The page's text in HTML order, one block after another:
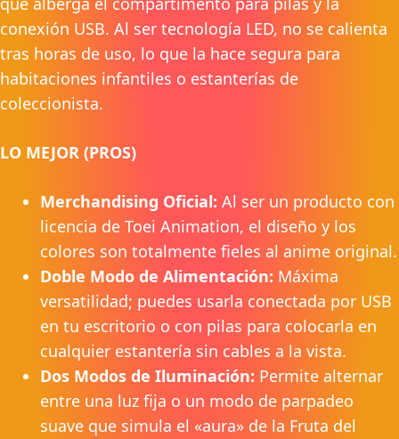
conexión USB. Al ser tecnología LED, no se calienta
tras horas de uso, lo que la hace segura para
habitaciones infantiles o estanterías de
coleccionista.
LO MEJOR (PROS)
Merchandising Oficial: Al ser un producto con
licencia de Toei Animation, el diseño y los
colores son totalmente fieles al anime original.
Doble Modo de Alimentación: Máxima
versatilidad; puedes usarla conectada por USB
en tu escritorio o con pilas para colocarla en
cualquier estantería sin cables a la vista.
Dos Modos de Iluminación: Permite alternar
entre una luz fija o un modo de parpadeo
suave que simula el «aura» de la Fruta del